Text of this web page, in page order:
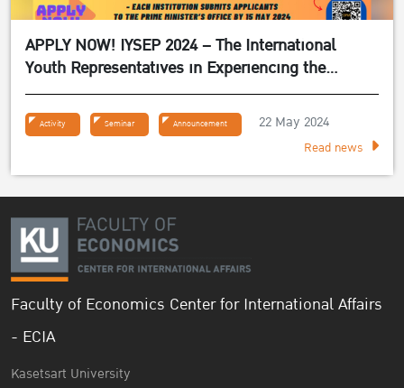
APPLY NOW! IYSEP 2024 – The International
Youth Representatives in Experiencing the
Sufficiency Economy Philosophy 2024
Activity Seminar Announcement 22 May 2024
Read news
Faculty of Economics Center for International Affairs
- ECIA
Kasetsart University